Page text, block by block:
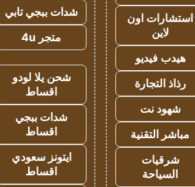
استشارات اون
لاين
هيدب فيديو
رذاذ التجارة
شهود نت
مباشر التقنية
شرقيات
السياحة
شدات ببجي تابي
متجر 4u
شحن يلا لودو
اقساط
شدات ببجي
اقساط
ايتونز سعودي
اقساط